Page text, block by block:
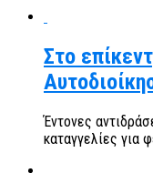
Στο
Έντονες
καταγγελίες για